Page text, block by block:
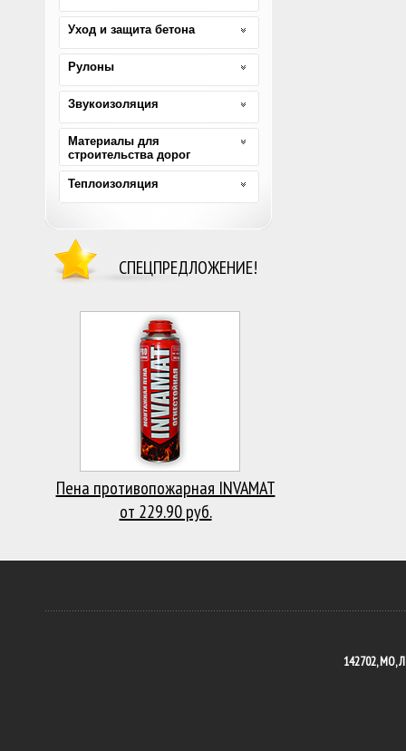
Уход и защита бетона
Рулоны
Звукоизоляция
Материалы для
строительства дорог
Теплоизоляция
СПЕЦПРЕДЛОЖЕНИЕ!
Пена противопожарная INVAMAT
от 229.90 руб.
142702, МО,